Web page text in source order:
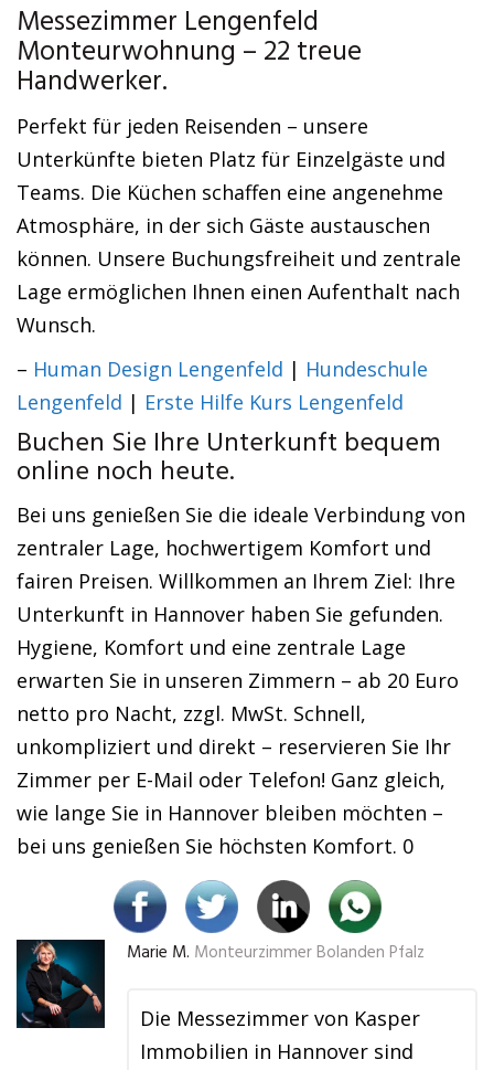
Messezimmer Lengenfeld
Monteurwohnung – 22 treue
Handwerker.
Perfekt für jeden Reisenden – unsere
Unterkünfte bieten Platz für Einzelgäste und
Teams. Die Küchen schaffen eine angenehme
Atmosphäre, in der sich Gäste austauschen
können. Unsere Buchungsfreiheit und zentrale
Lage ermöglichen Ihnen einen Aufenthalt nach
Wunsch.
– Human Design Lengenfeld | Hundeschule
Lengenfeld | Erste Hilfe Kurs Lengenfeld
Buchen Sie Ihre Unterkunft bequem
online noch heute.
Bei uns genießen Sie die ideale Verbindung von
zentraler Lage, hochwertigem Komfort und
fairen Preisen. Willkommen an Ihrem Ziel: Ihre
Unterkunft in Hannover haben Sie gefunden.
Hygiene, Komfort und eine zentrale Lage
erwarten Sie in unseren Zimmern – ab 20 Euro
netto pro Nacht, zzgl. MwSt. Schnell,
unkompliziert und direkt – reservieren Sie Ihr
Zimmer per E-Mail oder Telefon! Ganz gleich,
wie lange Sie in Hannover bleiben möchten –
bei uns genießen Sie höchsten Komfort. 0
Marie M. Monteurzimmer Bolanden Pfalz
Die Messezimmer von Kasper
Immobilien in Hannover sind